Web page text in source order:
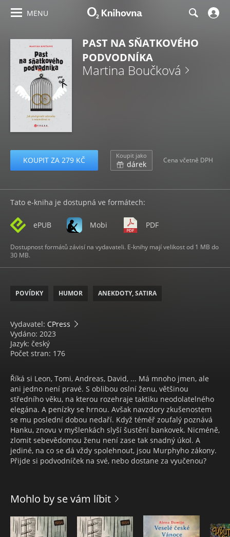
MENU
PAST NA SŇATKOVÉHO
PODVODNÍKA
Martina Boučková
KOUPIT ZA 279 KČ Koupit jako
dárek Cena včetně DPH
Tato e-kniha je dostupná ve formátech:
ePUB Mobi PDF
Dostupnost formátů závisí na vydavateli. E-knihy mají velikost od 1 MB do
30 MB.
POVÍDKY HUMOR ANEKDOTY, SATIRA
Vydavatel: CPress
Vydáno: 2023
Jazyk: český
Počet stran: 176
Říká si Leon, Tomi, Andreas, David, ... Má mnoho jmen, ale
ani jedno není pravé. S oblibou oslní ženu, většinou
středního věku, na kterou rozehraje taktiku neodolatelného
elegána. A penízky se hrnou. Avšak navzdory zkušenostem
se mu poslední dobou nedaří. Když téměř zoufalý poznává
Hanku, znovu v myšlenkách slyší šustění bankovek. Nicméně,
zlomit sebevědomou ženu není zase tak snadný úkol. A
jediné, na co se dá vždy spolehnout, jsou Murphyho zákony.
Přijde si podvodníček na své, nebo dostane za vyučenou?
Mohlo by se vám líbit